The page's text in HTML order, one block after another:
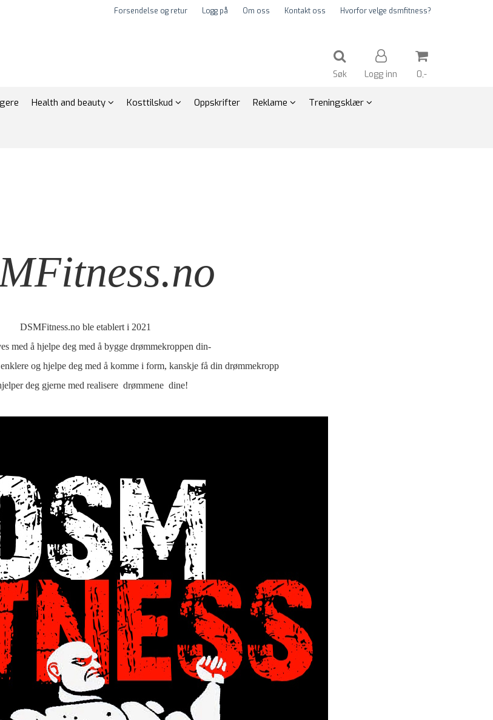
Forsendelse og retur Logg på Om oss Kontakt oss Hvorfor velge dsmfitness?
Søk Logg inn 0,-
Health and beauty Kosttilskud Oppskrifter Reklame Treningsklær
DSMFitness.no ble etablert i 2021
med å hjelpe deg med å bygge drømmekroppen din-
og hjelpe deg med å komme i form, kanskje få din drømmekropp
deg gjerne med realisere drømmene dine!